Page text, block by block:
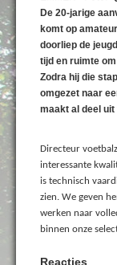
De 20-jarige
komt op
doorliep de
tijd en ruimte
Zodra hij die
omgezet naar
maakt al deel
Directeur
interessante
is technisch
zien. We geven
werken naar
binnen onze
Reacties